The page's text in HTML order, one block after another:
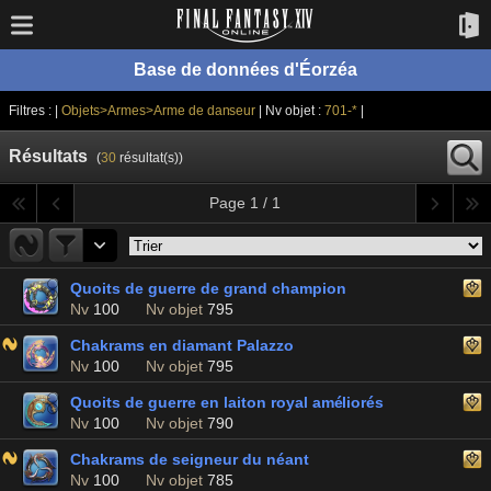
Base de données d'Éorzéa
Filtres : | Objets>Armes>Arme de danseur | Nv objet :701-*
Résultats (30résultat(s))
Page 1 / 1
Quoits de guerre de grand champion
Nv 100 Nv objet 795
Chakrams en diamant Palazzo
Nv 100 Nv objet 795
Quoits de guerre en laiton royal améliorés
Nv 100 Nv objet 790
Chakrams de seigneur du néant
Nv 100 Nv objet 785